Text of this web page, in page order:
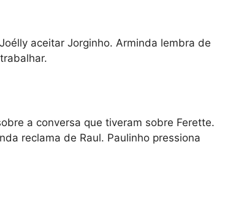
aceitar Jorginho. Arminda lembra de
a conversa que tiveram sobre Ferette.
reclama de Raul. Paulinho pressiona